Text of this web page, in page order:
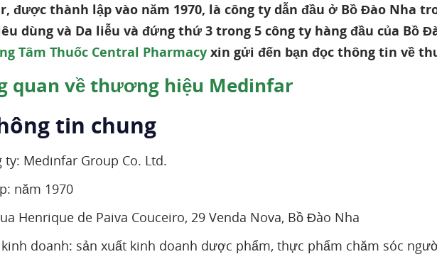
được thành lập vào năm 1970, là công ty dẫn đầu ở Bồ Đào Nha
dùng và Da liễu và đứng thứ 3 trong 5 công ty hàng đầu của Bồ
Tâm Thuốc Central Pharmacyxin gửi đến bạn đọc thông tin về
quan về thương hiệu Medinfar
tin chung
ty: Medinfar Group Co. Ltd.
năm 1970
Henrique de Paiva Couceiro, 29 Venda Nova, Bồ Đào Nha
doanh: sản xuất kinh doanh dược phẩm, thực phẩm chăm sóc